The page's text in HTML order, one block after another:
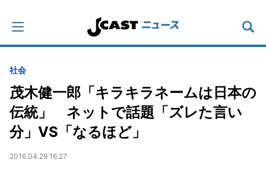
社会
茂木健一郎「キラキラネームは日本の
伝統」 ネットで話題「ズレた言い
分」VS「なるほど」
2016.04.29 16:27